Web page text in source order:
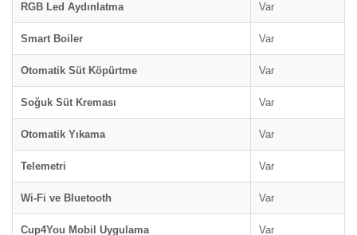
RGB Led Aydınlatma Var
Smart Boiler Var
Otomatik Süt Köpürtme Var
Soğuk Süt Kreması Var
Otomatik Yıkama Var
Telemetri Var
Wi-Fi ve Bluetooth Var
Cup4You Mobil Uygulama Var